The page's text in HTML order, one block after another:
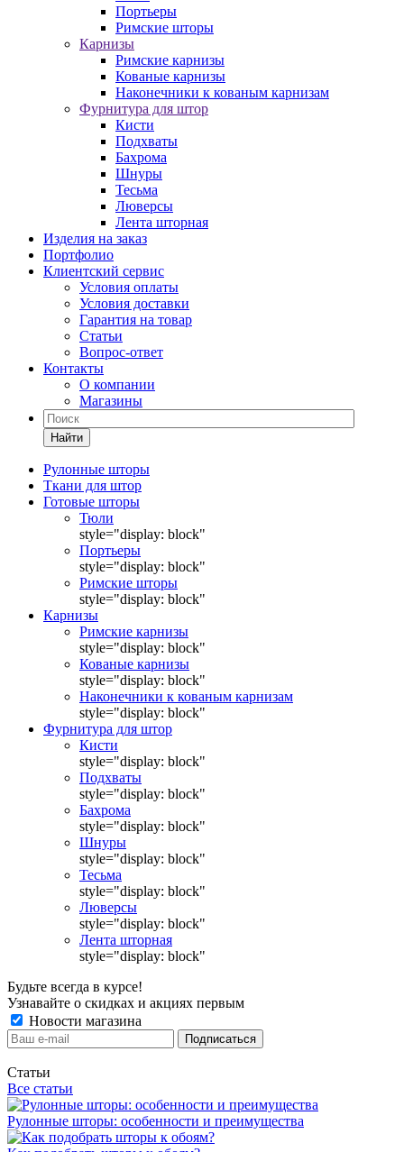
Портьеры
Римские шторы
Карнизы
Римские карнизы
Кованые карнизы
Наконечники к кованым карнизам
Фурнитура для штор
Кисти
Подхваты
Бахрома
Шнуры
Тесьма
Люверсы
Лента шторная
Изделия на заказ
Портфолио
Клиентский сервис
Условия оплаты
Условия доставки
Гарантия на товар
Статьи
Вопрос-ответ
Контакты
О компании
Магазины
Найти
Рулонные шторы
Ткани для штор
Готовые шторы
Тюли
style="display: block"
Портьеры
style="display: block"
Римские шторы
style="display: block"
Карнизы
Римские карнизы
style="display: block"
Кованые карнизы
style="display: block"
Наконечники к кованым карнизам
style="display: block"
Фурнитура для штор
Кисти
style="display: block"
Подхваты
style="display: block"
Бахрома
style="display: block"
Шнуры
style="display: block"
Тесьма
style="display: block"
Люверсы
style="display: block"
Лента шторная
style="display: block"
Будьте всегда в курсе!
Узнавайте о скидках и акциях первым
Новости магазина
Статьи
Все статьи
Рулонные шторы: особенности и преимущества